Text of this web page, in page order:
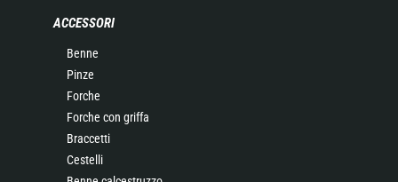
ACCESSORI
Benne
Pinze
Forche
Forche con griffa
Braccetti
Cestelli